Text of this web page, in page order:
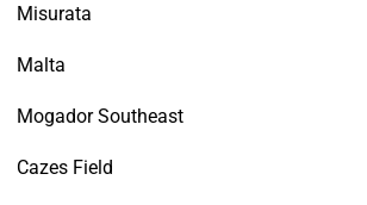
Misurata
Malta
Mogador Southeast
Cazes Field